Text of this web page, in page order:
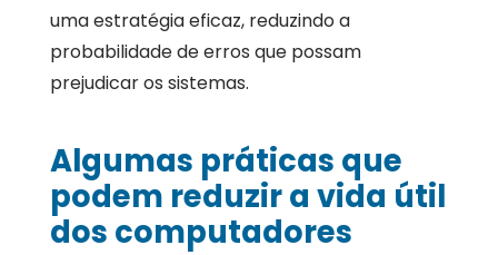
uma estratégia eficaz, reduzindo a
probabilidade de erros que possam
prejudicar os sistemas.
Algumas práticas que
podem reduzir a vida útil
dos computadores